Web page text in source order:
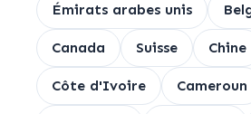
Émirats arabes unis
Canada Suisse Chine
Côte d'Ivoire Cameroun